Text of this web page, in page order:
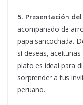
5. Presentación
acompañado de
papa sancochada.
si deseas,
plato es ideal para
sorprender a tus
peruano.